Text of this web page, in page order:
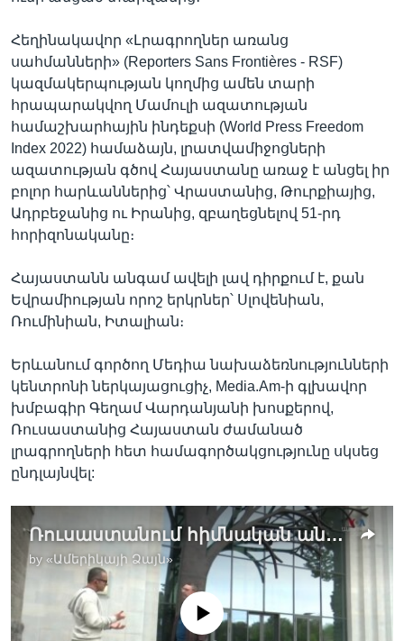
Հեղինակավոր «Լրագրողներ առանց
սահմանների» (Reporters Sans Frontières - RSF)
կազմակերպության կողմից ամեն տարի
հրապարակվող Մամուլի ազատության
համաշխարհային ինդեքսի (World Press Freedom
Index 2022) համաձայն, լրատվամիջոցների
ազատության գծով Հայաստանը առաջ է անցել իր
բոլոր հարևաններից՝ Վրաստանից, Թուրքիայից,
Ադրբեջանից ու Իրանից, զբաղեցնելով 51-րդ
հորիզոնականը։
Հայաստանն անգամ ավելի լավ դիրքում է, քան
Եվրամիության որոշ երկրներ՝ Սլովենիան,
Ռումինիան, Իտալիան։
Երևանում գործող Մեդիա նախաձեռնությունների
կենտրոնի ներկայացուցիչ, Media.Am-ի գլխավոր
խմբագիր Գեղամ Վարդանյանի խոսքերով,
Ռուսաստանից Հայաստան ժամանած
լրագրողների հետ համագործակցությունը սկսեց
ընդլայնվել:
Ռուսաստանում հիմնական անկախ լրատվամիջոցները ոչնչացված են. Յան Շենկման
by «Ամերիկայի Ձայն»
No media source currently available